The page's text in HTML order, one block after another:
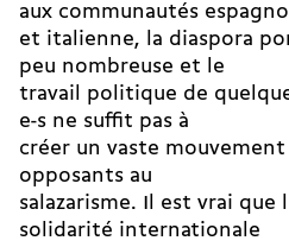
aux communautés
et italienne, la diaspora
peu nombreuse et le
travail politique de
e-s ne suffit pas à
créer un vaste
opposants au
salazarisme. Il est vrai que
solidarité internationale